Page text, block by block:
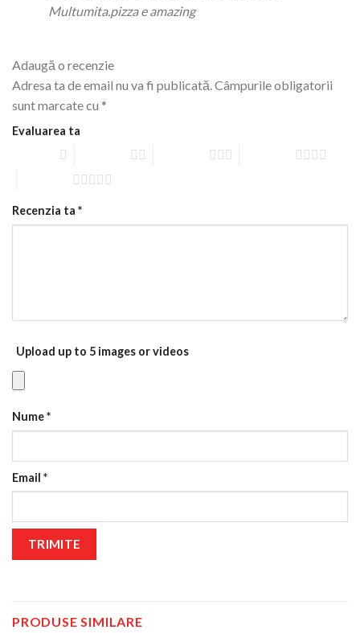
Multumita.pizza e amazing
Adaugă o recenzie
Adresa ta de email nu va fi publicată.Câmpurile obligatorii
sunt marcate cu *
Evaluarea ta
Recenzia ta *
Upload up to 5 images or videos
Nume*
Email *
PRODUSE SIMILARE